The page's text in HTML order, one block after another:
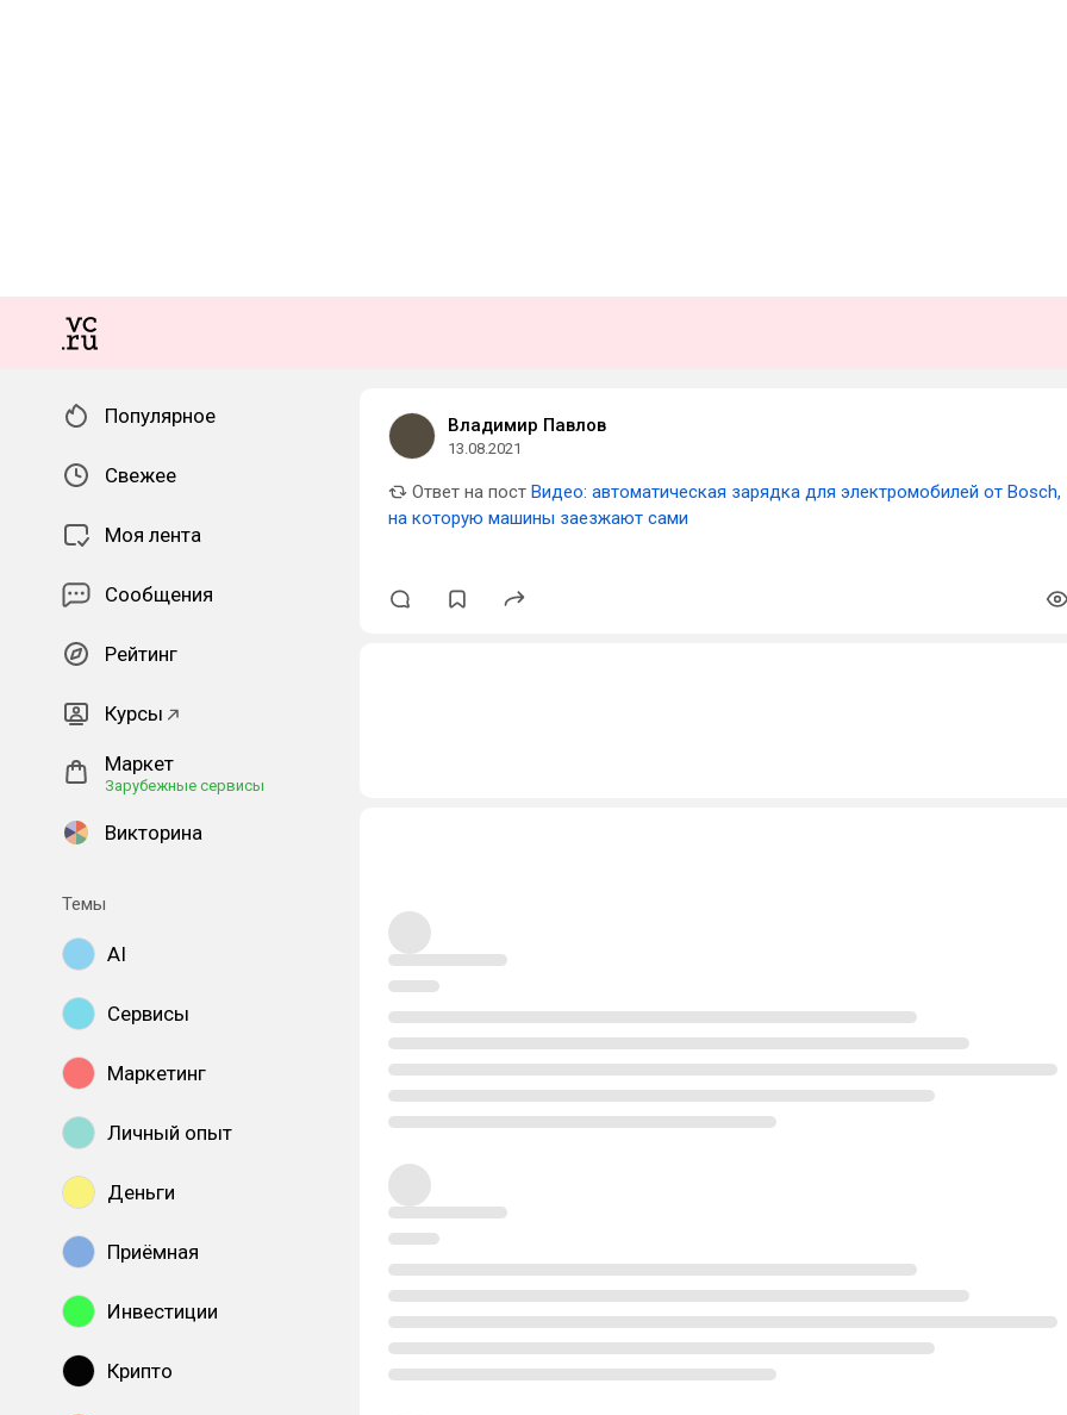
Популярное
Свежее
Моя лента
Сообщения
Рейтинг
Курсы
Маркет
Зарубежные сервисы
Викторина
Темы
AI
Сервисы
Маркетинг
Личный опыт
Деньги
Приёмная
Инвестиции
Крипто
Владимир Павлов
13.08.2021
Ответ на пост Видео: автоматическая зарядка для электромобилей от Bosch,
на которую машины заезжают сами